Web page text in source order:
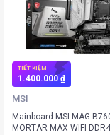
TIẾT KIỆM
1.400.000 ₫
MSI
Mainboard MSI MAG
MORTAR MAX WIFI DDR4